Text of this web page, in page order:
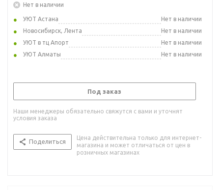
Нет в наличии
УЮТ Астана
Нет в наличии
Новосибирск, Лента
Нет в наличии
УЮТ в тц Апорт
Нет в наличии
УЮТ Алматы
Нет в наличии
Под заказ
Наши менеджеры обязательно свяжутся с вами и уточнят
условия заказа
Поделиться
Цена действительна только для интернет-
магазина и может отличаться от цен в
розничных магазинах